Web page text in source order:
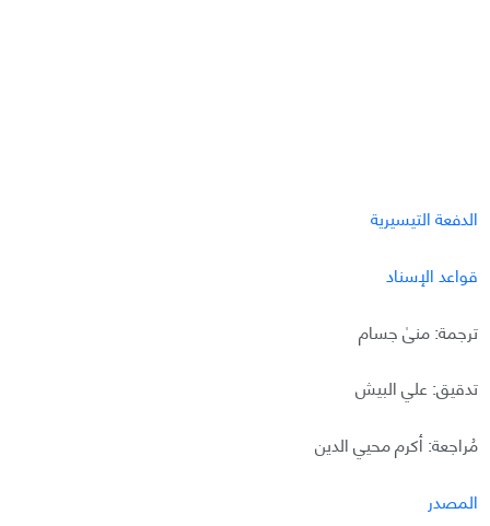
الدفعة التيسيرية
قواعد الإسناد
ترجمة: منىٰ جسام
تدقيق: علي البيش
مُراجعة: أكرم محيي الدين
المصدر